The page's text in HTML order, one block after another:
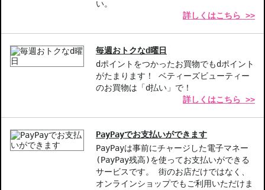
を高めることが期待できます。
■LED
赤色LEDを搭載し頭皮・毛髪に照射します。
赤色LEDは頭皮の活性をサポートします。
■バイブレーション
物理的な振動で頭皮に刺激を与えることができます。
EMSの電気刺激を強く感じる方には、バイブレーションを同時出力
することで電気の体感が弱まり快適に施術することが可能です。
い。
詳しくはこちら >>
毎週おトクなd曜日
dポイントをつかったお買物でもdポイント
がたまります！ ベティーズビューティー
のお買物は「d払い」で！
詳しくはこちら >>
PayPayでお支払いができます
PayPayは事前にチャージした電子マネー
(PayPay残高)を使ってお支払いができる
サービスです。 街のお店だけではなく、
オンラインショップでもご利用いただけま